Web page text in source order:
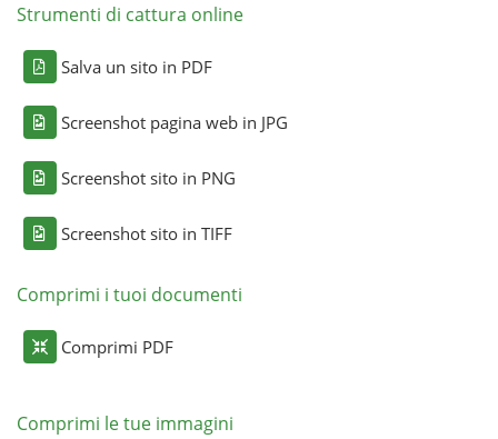
Strumenti di cattura online
Salva un sito in PDF
Screenshot pagina web in JPG
Screenshot sito in PNG
Screenshot sito in TIFF
Comprimi i tuoi documenti
Comprimi PDF
Comprimi le tue immagini